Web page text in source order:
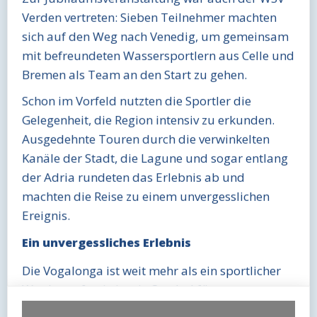
Verden vertreten: Sieben Teilnehmer machten
sich auf den Weg nach Venedig, um gemeinsam
mit befreundeten Wassersportlern aus Celle und
Bremen als Team an den Start zu gehen.
Schon im Vorfeld nutzten die Sportler die
Gelegenheit, die Region intensiv zu erkunden.
Ausgedehnte Touren durch die verwinkelten
Kanäle der Stadt, die Lagune und sogar entlang
der Adria rundeten das Erlebnis ab und
machten die Reise zu einem unvergesslichen
Ereignis.
Ein unvergessliches Erlebnis
Die Vogalonga ist weit mehr als ein sportlicher
Wettkampf – sie ist ein Symbol für